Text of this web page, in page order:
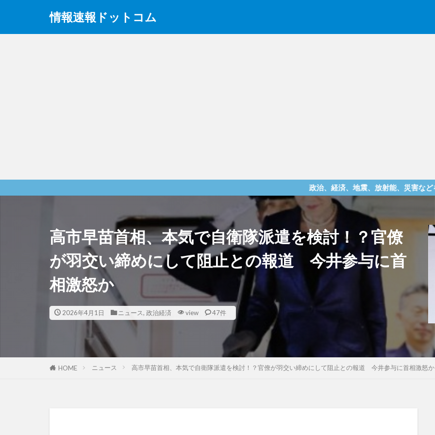
情報速報ドットコム
政治、経済、地震、放射能、災害などを中心に様々な
高市早苗首相、本気で自衛隊派遣を検討！？官僚
が羽交い締めにして阻止との報道 今井参与に首
相激怒か
2026年4月1日 ニュース, 政治経済 view 47件
HOME ニュース 高市早苗首相、本気で自衛隊派遣を検討！？官僚が羽交い締めにして阻止との報道 今井参与に首相激怒か